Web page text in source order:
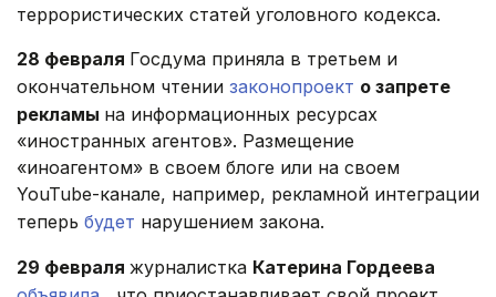
террористических статей уголовного кодекса.
28 февраля Госдума приняла в третьем и
окончательном чтении законопроект о запрете
рекламы на информационных ресурсах
«иностранных агентов». Размещение
«иноагентом» в своем блоге или на своем
YouTube-канале, например, рекламной интеграции
теперь будет нарушением закона.
29 февраля журналистка Катерина Гордеева